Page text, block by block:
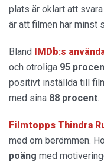
plats är oklart att
är att filmen har minst
Bland IMDb:s
och otroliga 95
positivt inställda till
med sina 88 procent.
Filmtopps Thindra
med om berömmen.
poäng med